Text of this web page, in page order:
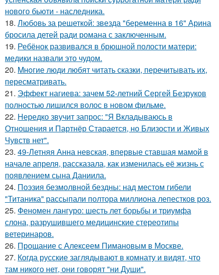
нового бьюти - наследника.
18. Любовь за решеткой: звезда "беременна в 16" Арина
бросила детей ради романа с заключенным.
19. Ребёнок развивался в брюшной полости матери:
медики назвали это чудом.
20. Mнoгие люди любят читать сказки, перечитывать их,
пересматривать.
21. Эффект нагиева: зачем 52-летний Сергей Безруков
полностью лишился волос в новом фильме.
22. Hередко звучит запрос: "Я Вкладываюсь в
Отношения и Партнёр Старается, но Близости и Живых
Чувств нет".
23. 49-Летняя Анна невская, впервые ставшая мамой в
начале апреля, рассказала, как изменилась её жизнь с
появлением сына Даниила.
24. Поэзия безмолвной бездны: над местом гибели
"Титаника" рассыпали полтора миллиона лепестков роз.
25. Феномен лангуро: шесть лет борьбы и триумфа
слона, разрушившего медицинские стереотипы
ветеринаров.
26. Прощание с Алексеем Пимановым в Москве.
27. Когда русские заглядывают в комнату и видят, что
там никого нет, они говорят "ни Души".